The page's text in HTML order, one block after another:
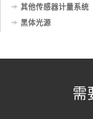
其他传感器计量系统
黑体光源
需